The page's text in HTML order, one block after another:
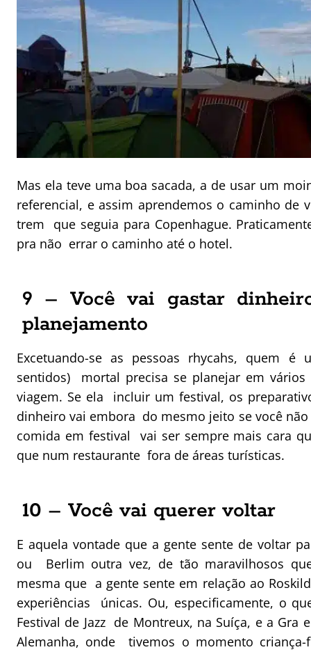
Mas ela teve uma boa sacada, a de usar um
referencial, e assim aprendemos o caminho de
trem que seguia para Copenhague.
pra não errar o caminho até o hotel.
9 – Você vai gastar
planejamento
Excetuando-se as pessoas rhycahs, quem
sentidos) mortal precisa se planejar em vários
viagem. Se ela incluir um festival, os
dinheiro vai embora do mesmo jeito se você
comida em festival vai ser sempre mais cara
que num restaurante fora de áreas turísticas.
10 – Você vai querer voltar
E aquela vontade que a gente sente de voltar
ou Berlim outra vez, de tão maravilhosos
mesma que a gente sente em relação ao
experiências únicas. Ou, especificamente, o
Festival de Jazz de Montreux, na Suíça, e a Gra
Alemanha, onde tivemos o momento criança-